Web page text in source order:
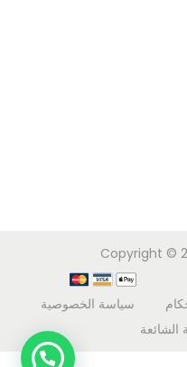
Copyright ©
سياسة الخصوصية
الشائعة